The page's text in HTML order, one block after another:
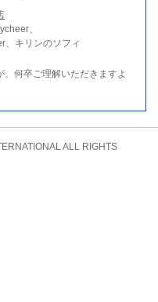
、
、キリンのソフィ
何卒ご理解いただきますよ